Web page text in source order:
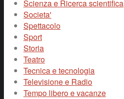
Scienza e Ricerca scientifica
Societa'
Spettacolo
Sport
Storia
Teatro
Tecnica e tecnologia
Televisione e Radio
Tempo libero e vacanze